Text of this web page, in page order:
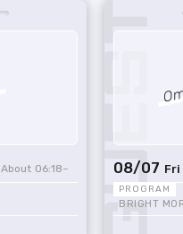
06:18 08/07 Fri
BRIGHT